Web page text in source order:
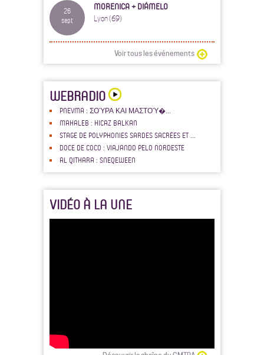
26
sept
MORENICA + DIÁMELO
Lyon (69)
Voir tous les événements
WEBRADIO
PNEVMA : ΣΟΎΡΑ ΚΑΙ ΜΑΣΤΟΎ�...
MAHALEB : HICAZ BALKAN
STAGE DE POLYPHONIES SARDES SACRÉES ET ...
DOCE DE COCO : VIAJANDO PELO NORDESTE
AL QITHARA : SNEQEWEEN
VIDÉO À LA UNE